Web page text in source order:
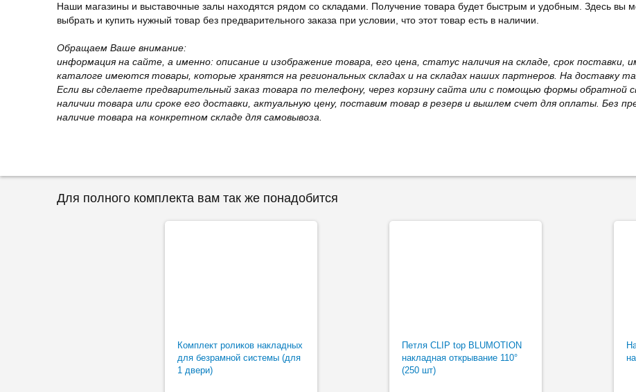
Наши магазины и выставочные залы находятся рядом со складами. Получение товара будет быстрым и удобным. Здесь вы
выбрать и купить нужный товар без предварительного заказа при условии, что этот товар есть в наличии.
Обращаем Ваше внимание:
информация на сайте, а именно: описание и изображение товара, его цена, статус наличия на складе, срок
каталоге имеются товары, которые хранятся на региональных складах и на складах наших партнеров. На доставку
Если вы сделаете предварительный заказ товара по телефону, через корзину сайта или с помощью формы обратной
наличии товара или сроке его доставки, актуальную цену, поставим товар в резерв и вышлем счет для оплаты. Без
наличие товара на конкретном складе для самовывоза.
Для полного комплекта вам так же понадобится
Комплект роликов накладных
для безрамной системы (для
1 двери)
Петля CLIP top BLUMOTION
накладная открывание 110°
(250 шт)